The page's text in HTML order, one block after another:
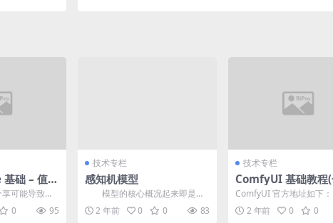
础 – 值传
可能导致这
传递 vs 引用
0 95
技术专栏
感知机模型
模型的核心概况起来即是线
性回归+符号函数映射。对未知数
据，先做线性拟合，输出...
2 年前 0 0 83
技术专栏
ComfyUI 基础教程
—— 本地安装部署
ComfyUI 官方地址如下
s://github.com/comfy...
2 年前 0 0